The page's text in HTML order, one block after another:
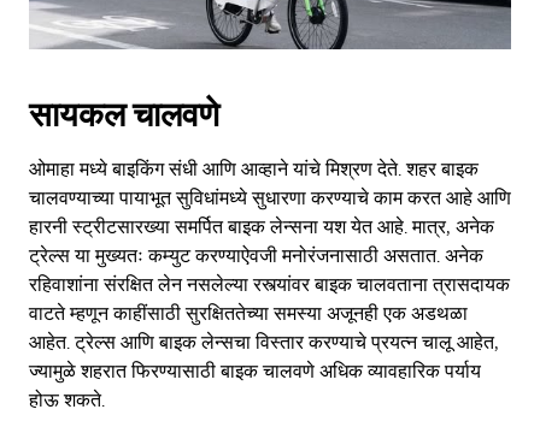
सायकल चालवणे
ओमाहा मध्ये बाइकिंग संधी आणि आव्हाने यांचे मिश्रण देते. शहर बाइक
चालवण्याच्या पायाभूत सुविधांमध्ये सुधारणा करण्याचे काम करत आहे आणि
हारनी स्ट्रीटसारख्या समर्पित बाइक लेन्सना यश येत आहे. मात्र, अनेक
ट्रेल्स या मुख्यतः कम्युट करण्याऐवजी मनोरंजनासाठी असतात. अनेक
रहिवाशांना संरक्षित लेन नसलेल्या रस्त्यांवर बाइक चालवताना त्रासदायक
वाटते म्हणून काहींसाठी सुरक्षिततेच्या समस्या अजूनही एक अडथळा
आहेत. ट्रेल्स आणि बाइक लेन्सचा विस्तार करण्याचे प्रयत्न चालू आहेत,
ज्यामुळे शहरात फिरण्यासाठी बाइक चालवणे अधिक व्यावहारिक पर्याय
होऊ शकते.